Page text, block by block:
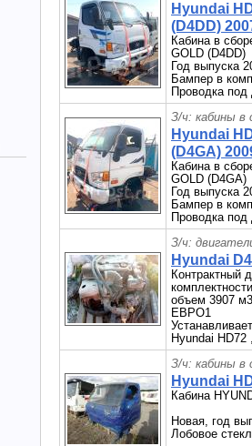
Hyundai
(D4DD)
Кабина в
GOLD (D4DD)
Год выпуска
Бампер в
Проводка
З/ч: кабины в
Hyundai
(D4GA)
Кабина в
GOLD (D4GA)
Год выпуска
Бампер в
Проводка
З/ч:
Hyundai
Контрактный
объем 3907 м3
ЕВРО1
Hyundai
З/ч: кабины в
Hyundai
Кабина
Новая, год
Лобовое